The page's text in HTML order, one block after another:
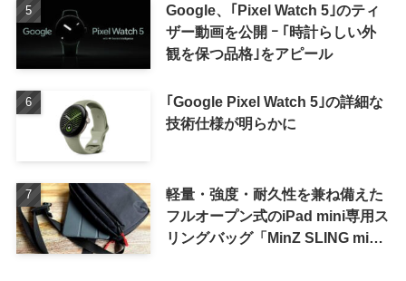
Google、｢Pixel Watch 5｣のティ
ザー動画を公開 ｰ ｢時計らしい外
観を保つ品格｣をアピール
｢Google Pixel Watch 5｣の詳細な
技術仕様が明らかに
軽量・強度・耐久性を兼ね備えた
フルオープン式のiPad mini専用ス
リングバッグ「MinZ SLING mini